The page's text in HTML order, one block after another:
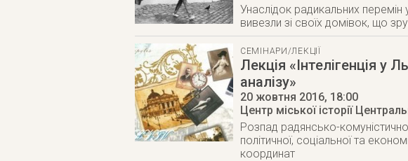
Унаслідок радикальних перемін
вивезли зі своїх домівок, що
СЕМІНАРИ/ЛЕКЦІЇ
Лекція «Інтелігенція у
аналізу»
20 жовтня 2016, 18:00
Центр міської історії
Розпад радянсько-
політичної, соціальної та
координат